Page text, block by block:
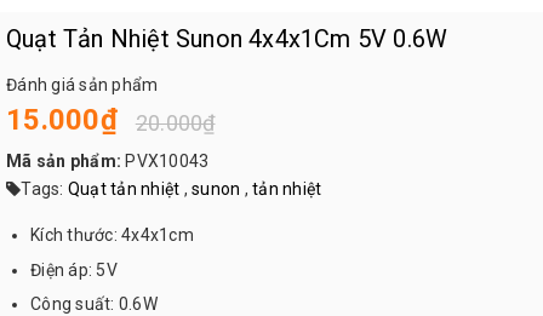
Quạt Tản Nhiệt Sunon 4x4x1Cm 5V 0.6W
Đánh giá sản phẩm
15.000₫ 20.000₫
Mã sản phẩm: PVX10043
Tags: Quạt tản nhiệt , sunon , tản nhiệt
Kích thước: 4x4x1cm
Điện áp: 5V
Công suất: 0.6W